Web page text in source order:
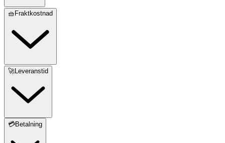
🧺Fraktkostnad
🚀Leveranstid
💳Betalning